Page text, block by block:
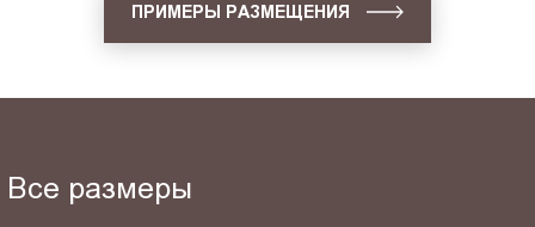
ПРИМЕРЫ РАЗМЕЩЕНИЯ
Все размеры